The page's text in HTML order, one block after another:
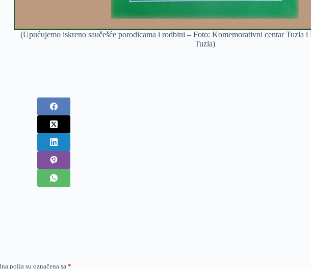
(Upućujemo iskreno saučešće porodicama i rodbini – Foto: Komemorativni centar Tuzla i
Tuzla)
polja su označena sa *